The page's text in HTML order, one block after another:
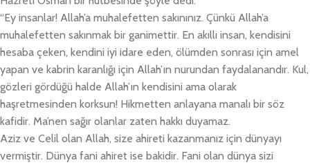
“Ey insanlar! Allah’a muhalefetten sakınınız. Çünkü Allah’a
muhalefetten sakınmak bir ganimettir. En akıllı insan, kendisini
hesaba çeken, kendini iyi idare eden, ölümden sonrası için amel
yapan ve kabrin karanlığı için Allah’ın nurundan faydalanandır. Kul,
gözleri gördüğü halde Allah’ın kendisini ama olarak
haşretmesinden korksun! Hikmetten anlayana manalı bir söz
kafidir. Ma’nen sağır olanlar zaten hakkı duyamaz.
Aziz ve Celil olan Allah, size ahireti kazanmanız için dünyayı
vermiştir. Dünya fani ahiret ise bakidir. Fani olan dünya sizi